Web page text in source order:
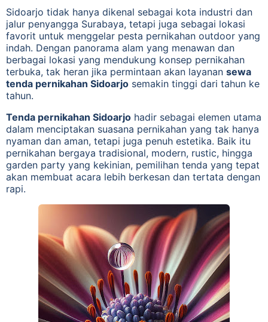
Sidoarjo tidak hanya dikenal sebagai kota industri dan
jalur penyangga Surabaya, tetapi juga sebagai lokasi
favorit untuk menggelar pesta pernikahan outdoor yang
indah. Dengan panorama alam yang menawan dan
berbagai lokasi yang mendukung konsep pernikahan
terbuka, tak heran jika permintaan akan layanan sewa
tenda pernikahan Sidoarjo semakin tinggi dari tahun ke
tahun.
Tenda pernikahan Sidoarjo hadir sebagai elemen utama
dalam menciptakan suasana pernikahan yang tak hanya
nyaman dan aman, tetapi juga penuh estetika. Baik itu
pernikahan bergaya tradisional, modern, rustic, hingga
garden party yang kekinian, pemilihan tenda yang tepat
akan membuat acara lebih berkesan dan tertata dengan
rapi.